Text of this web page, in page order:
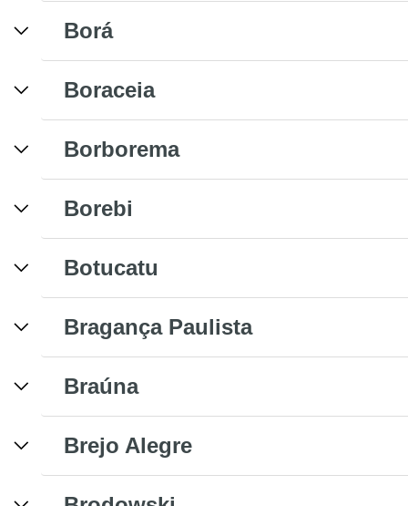
Borá
Boraceia
Borborema
Borebi
Botucatu
Bragança Paulista
Braúna
Brejo Alegre